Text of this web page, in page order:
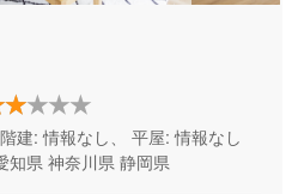
建: 情報なし、 平屋: 情報なし
知県 神奈川県 静岡県